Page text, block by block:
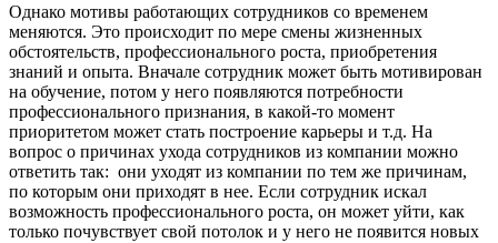
Однако мотивы работающих сотрудников со временем
меняются. Это происходит по мере смены жизненных
обстоятельств, профессионального роста, приобретения
знаний и опыта. Вначале сотрудник может быть мотивирован
на обучение, потом у него появляются потребности
профессионального признания, в какой-то момент
приоритетом может стать построение карьеры и т.д. На
вопрос о причинах ухода сотрудников из компании можно
ответить так: они уходят из компании по тем же причинам,
по которым они приходят в нее. Если сотрудник искал
возможность профессионального роста, он может уйти, как
только почувствует свой потолок и у него не появится новых